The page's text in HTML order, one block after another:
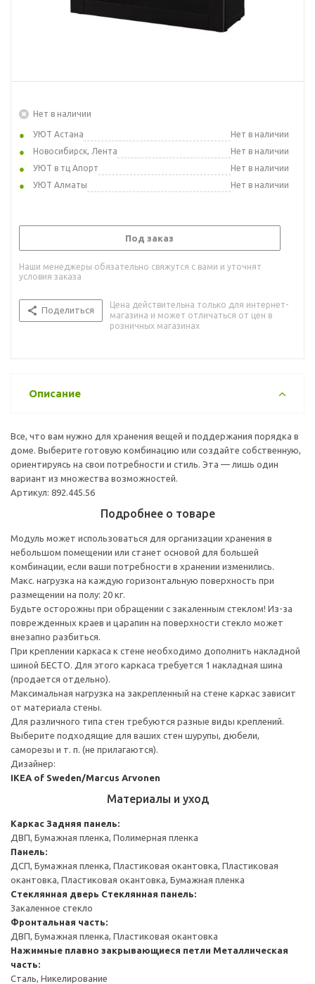
Нет в наличии
УЮТ Астана
Нет в наличии
Новосибирск, Лента
Нет в наличии
УЮТ в тц Апорт
Нет в наличии
УЮТ Алматы
Нет в наличии
Под заказ
Наши менеджеры обязательно свяжутся с вами и уточнят
условия заказа
Поделиться
Цена действительна только для интернет-
магазина и может отличаться от цен в
розничных магазинах
Описание
Все, что вам нужно для хранения вещей и поддержания порядка в
доме. Выберите готовую комбинацию или создайте собственную,
ориентируясь на свои потребности и стиль. Эта — лишь один
вариант из множества возможностей.
Артикул: 892.445.56
Подробнее о товаре
Модуль может использоваться для организации хранения в
небольшом помещении или станет основой для большей
комбинации, если ваши потребности в хранении изменились.
Макс. нагрузка на каждую горизонтальную поверхность при
размещении на полу: 20 кг.
Будьте осторожны при обращении с закаленным стеклом! Из-за
поврежденных краев и царапин на поверхности стекло может
внезапно разбиться.
При креплении каркаса к стене необходимо дополнить накладной
шиной БЕСТО. Для этого каркаса требуется 1 накладная шина
(продается отдельно).
Максимальная нагрузка на закрепленный на стене каркас зависит
от материала стены.
Для различного типа стен требуются разные виды креплений.
Выберите подходящие для ваших стен шурупы, дюбели,
саморезы и т. п. (не прилагаются).
Дизайнер:
IKEA of Sweden/Marcus Arvonen
Материалы и уход
Каркас Задняя панель:
ДВП, Бумажная пленка, Полимерная пленка
Панель:
ДСП, Бумажная пленка, Пластиковая окантовка, Пластиковая
окантовка, Пластиковая окантовка, Бумажная пленка
Стеклянная дверь Стеклянная панель:
Закаленное стекло
Фронтальная часть:
ДВП, Бумажная пленка, Пластиковая окантовка
Нажимные плавно закрывающиеся петли Металлическая
часть:
Сталь, Никелирование